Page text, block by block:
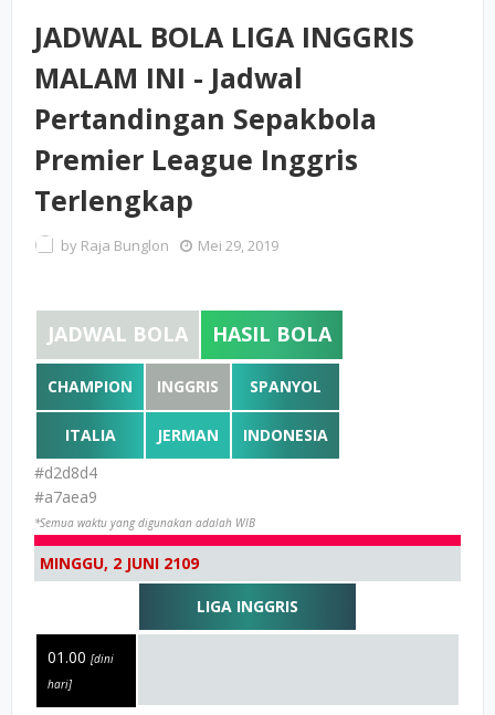
JADWAL BOLA LIGA INGGRIS
MALAM INI - Jadwal
Pertandingan Sepakbola
Premier League Inggris
Terlengkap
by Raja Bunglon Mei 29, 2019
JADWAL BOLA HASIL BOLA
CHAMPION INGGRIS SPANYOL
ITALIA JERMAN
INDONESIA
#d2d8d4
#a7aea9
*Semua waktu yang digunakan adalah WIB
MINGGU, 2 JUNI 2109
LIGA INGGRIS
01.00 [dini
hari]